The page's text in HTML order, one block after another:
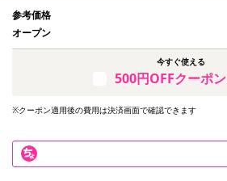
参考価格
オープン
今すぐ使える
500円OFFクーポン
※クーポン適用後の費用は決済画面で確認できます